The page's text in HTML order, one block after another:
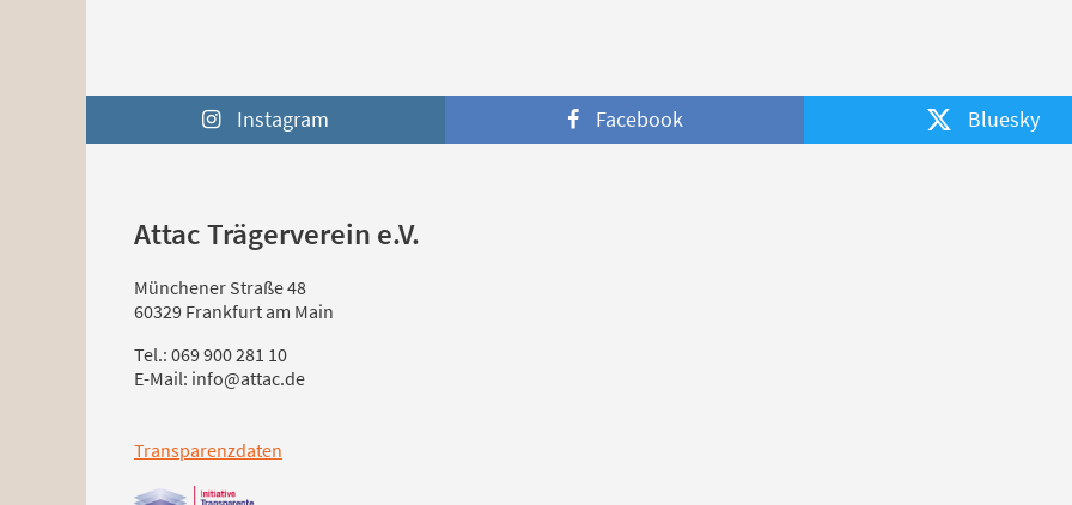
Instagram Facebook Bluesky
Attac Trägerverein e.V.
Münchener Straße 48
60329 Frankfurt am Main
Tel.: 069 900 281 10
E-Mail: info@attac.de
Transparenzdaten